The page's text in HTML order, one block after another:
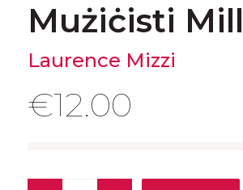
Mużiċisti
Laurence Mizzi
€12.00